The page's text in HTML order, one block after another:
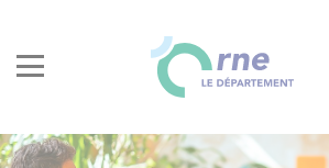
Menu